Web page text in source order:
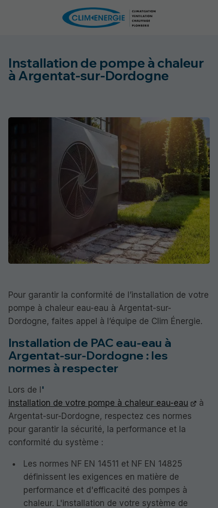
Installation de pompe à chaleur
à Argentat-sur-Dordogne
Pour garantir la conformité de l’installation de votre
pompe à chaleur eau-eau à Argentat-sur-
Dordogne, faites appel à l’équipe de Clim Énergie.
Installation de PAC eau-eau à
Argentat-sur-Dordogne : les
normes à respecter
Lors de l '
installation de votre pompe à chaleur eau-eau
à
Argentat-sur-Dordogne, respectez ces normes
pour garantir la sécurité, la performance et la
conformité du système :
Les normes NF EN 14511 et NF EN 14825
définissent les exigences en matière de
performance et d'efficacité des pompes à
chaleur. L'installation de votre système de